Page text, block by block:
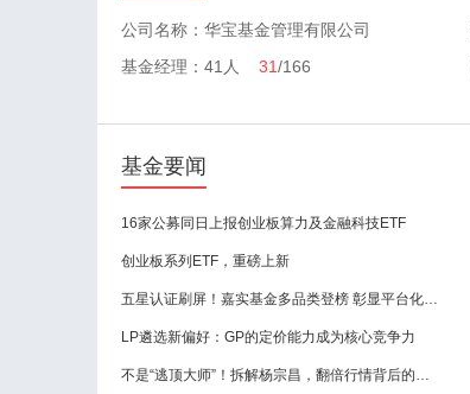
公司名称：华宝基金管理有限公司
基金经理：41人 31/166
基金要闻
16家公募同日上报创业板算力及金融科技ETF
创业板系列ETF，重磅上新
五星认证刷屏！嘉实基金多品类登榜 彰显平台化投研硬实力
LP遴选新偏好：GP的定价能力成为核心竞争力
不是“逃顶大师”！拆解杨宗昌，翻倍行情背后的投资真相